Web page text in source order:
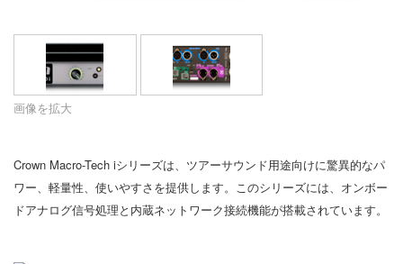
画像を拡大
Crown Macro-Tech iシリーズは、ツアーサウンド用途向けに驚異的なパ
ワー、軽量性、使いやすさを提供します。このシリーズには、オンボー
ドアナログ信号処理と内蔵ネットワーク接続機能が搭載されています。